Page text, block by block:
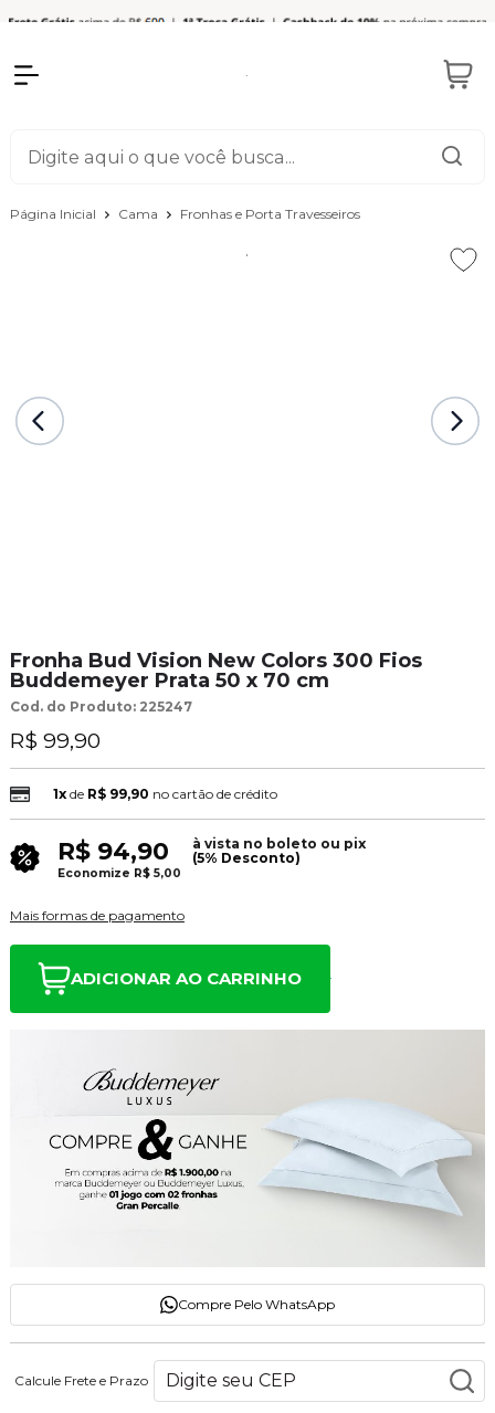
Página Inicial Cama Fronhas e Porta Travesseiros
Fronha Bud Vision New Colors 300 Fios
Buddemeyer Prata 50 x 70 cm
Cod. do Produto: 225247
R$ 99,90
1xde R$ 99,90 no cartão de crédito
R$ 94,90
à vista no boleto ou pix
(5% Desconto)
Economize R$ 5,00
Mais formas de pagamento
ADICIONAR AO CARRINHO
Compre Pelo WhatsApp
Calcule Frete e Prazo